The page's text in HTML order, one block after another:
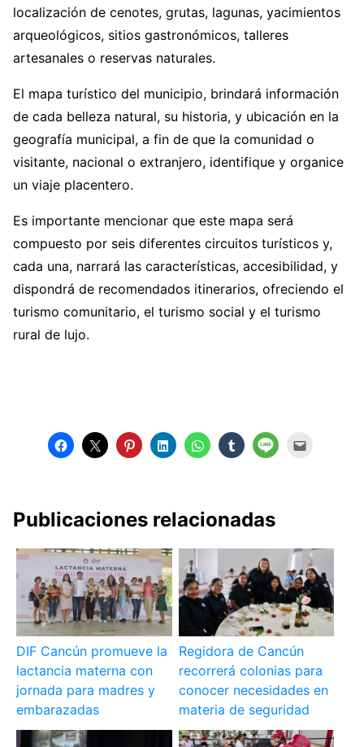
localización de cenotes, grutas, lagunas, yacimientos
arqueológicos, sitios gastronómicos, talleres
artesanales o reservas naturales.
El mapa turístico del municipio, brindará información
de cada belleza natural, su historia, y ubicación en la
geografía municipal, a fin de que la comunidad o
visitante, nacional o extranjero, identifique y organice
un viaje placentero.
Es importante mencionar que este mapa será
compuesto por seis diferentes circuitos turísticos y,
cada una, narrará las características, accesibilidad, y
dispondrá de recomendados itinerarios, ofreciendo el
turismo comunitario, el turismo social y el turismo
rural de lujo.
Publicaciones relacionadas
DIF Cancún promueve la
lactancia materna con
jornada para madres y
embarazadas
Regidora de Cancún
recorrerá colonias para
conocer necesidades en
materia de seguridad